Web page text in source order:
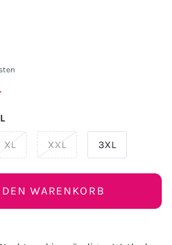
L
XL XXL 3XL
WARENKORB